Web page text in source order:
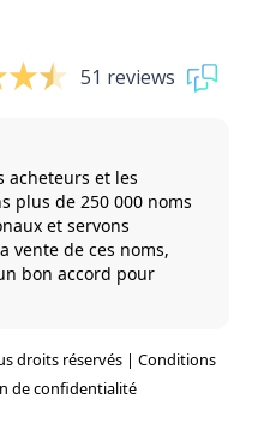
51 reviews
acheteurs et les
plus de 250 000 noms
et servons
vente de ces noms,
bon accord pour
droits réservés | Conditions
de confidentialité